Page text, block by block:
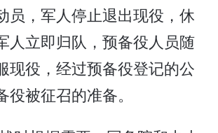
员，军人停止退出现役，休
人立即归队，预备役人员随
现役，经过预备役登记的公
被征召的准备。